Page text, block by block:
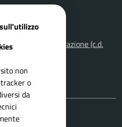
Amministrazione (c.d.
non
o
da